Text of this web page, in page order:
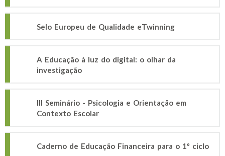
Selo Europeu de Qualidade eTwinning
A Educação à luz do digital: o olhar da
investigação
III Seminário - Psicologia e Orientação em
Contexto Escolar
Caderno de Educação Financeira para o 1º ciclo